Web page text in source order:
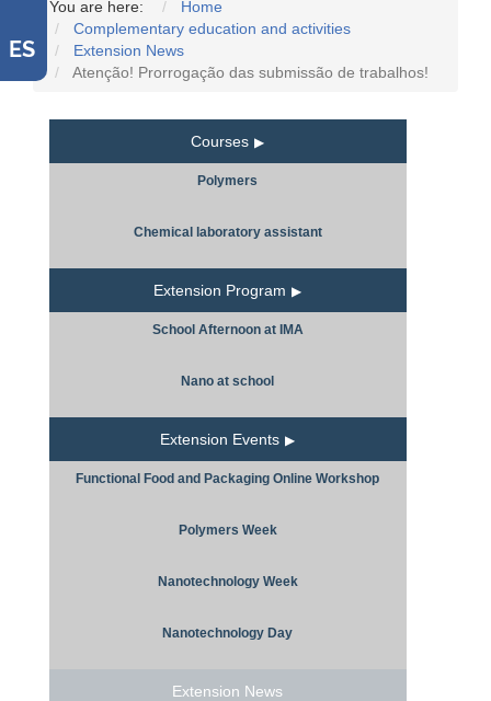
ES
You are here:
Home
Complementary education and activities
Extension News
Atenção! Prorrogação das submissão de trabalhos!
Courses
Polymers
Chemical laboratory assistant
Extension Program
School Afternoon at IMA
Nano at school
Extension Events
Functional Food and Packaging Online Workshop
Polymers Week
Nanotechnology Week
Nanotechnology Day
Extension News